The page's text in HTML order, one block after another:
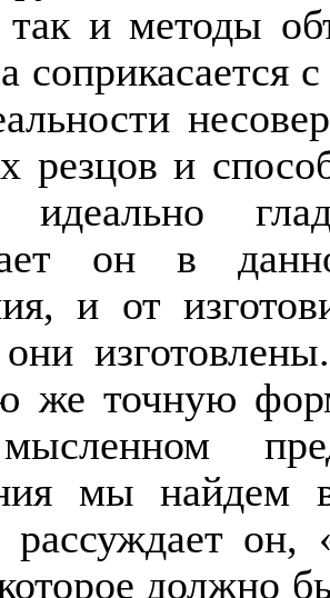
и методы
соприкасается
резцов и
он в
и от
же точную
мы найдем
рассуждает он,
должно